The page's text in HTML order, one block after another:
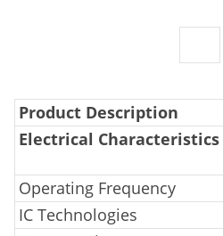
Product Description
Electrical Characteristics
Operating Frequency
IC Technologies